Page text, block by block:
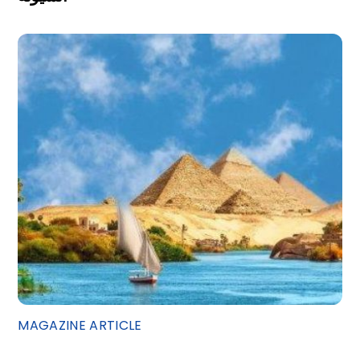
MAGAZINE ARTICLE